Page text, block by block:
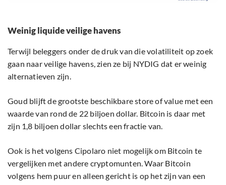
Weinig liquide veilige havens
Terwijl beleggers onder de druk van die volatiliteit op zoek
gaan naar veilige havens, zien ze bij NYDIG dat er weinig
alternatieven zijn.
Goud blijft de grootste beschikbare store of value met een
waarde van rond de 22 biljoen dollar. Bitcoin is daar met
zijn 1,8 biljoen dollar slechts een fractie van.
Ook is het volgens Cipolaro niet mogelijk om Bitcoin te
vergelijken met andere cryptomunten. Waar Bitcoin
volgens hem puur en alleen gericht is op het zijn van een